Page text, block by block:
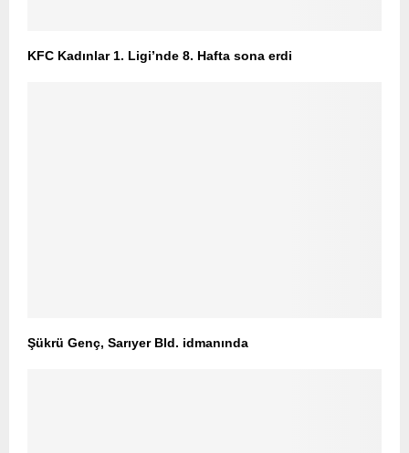
KFC Kadınlar 1. Ligi’nde 8. Hafta sona erdi
Şükrü Genç, Sarıyer Bld. idmanında